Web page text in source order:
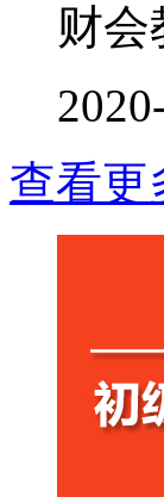
财会
查看更